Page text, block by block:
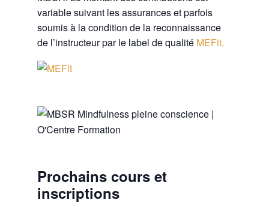
variable suivant les assurances et parfois
soumis à la condition de la reconnaissance
de l’instructeur par le label de qualité MEFit.
Prochains cours et
inscriptions